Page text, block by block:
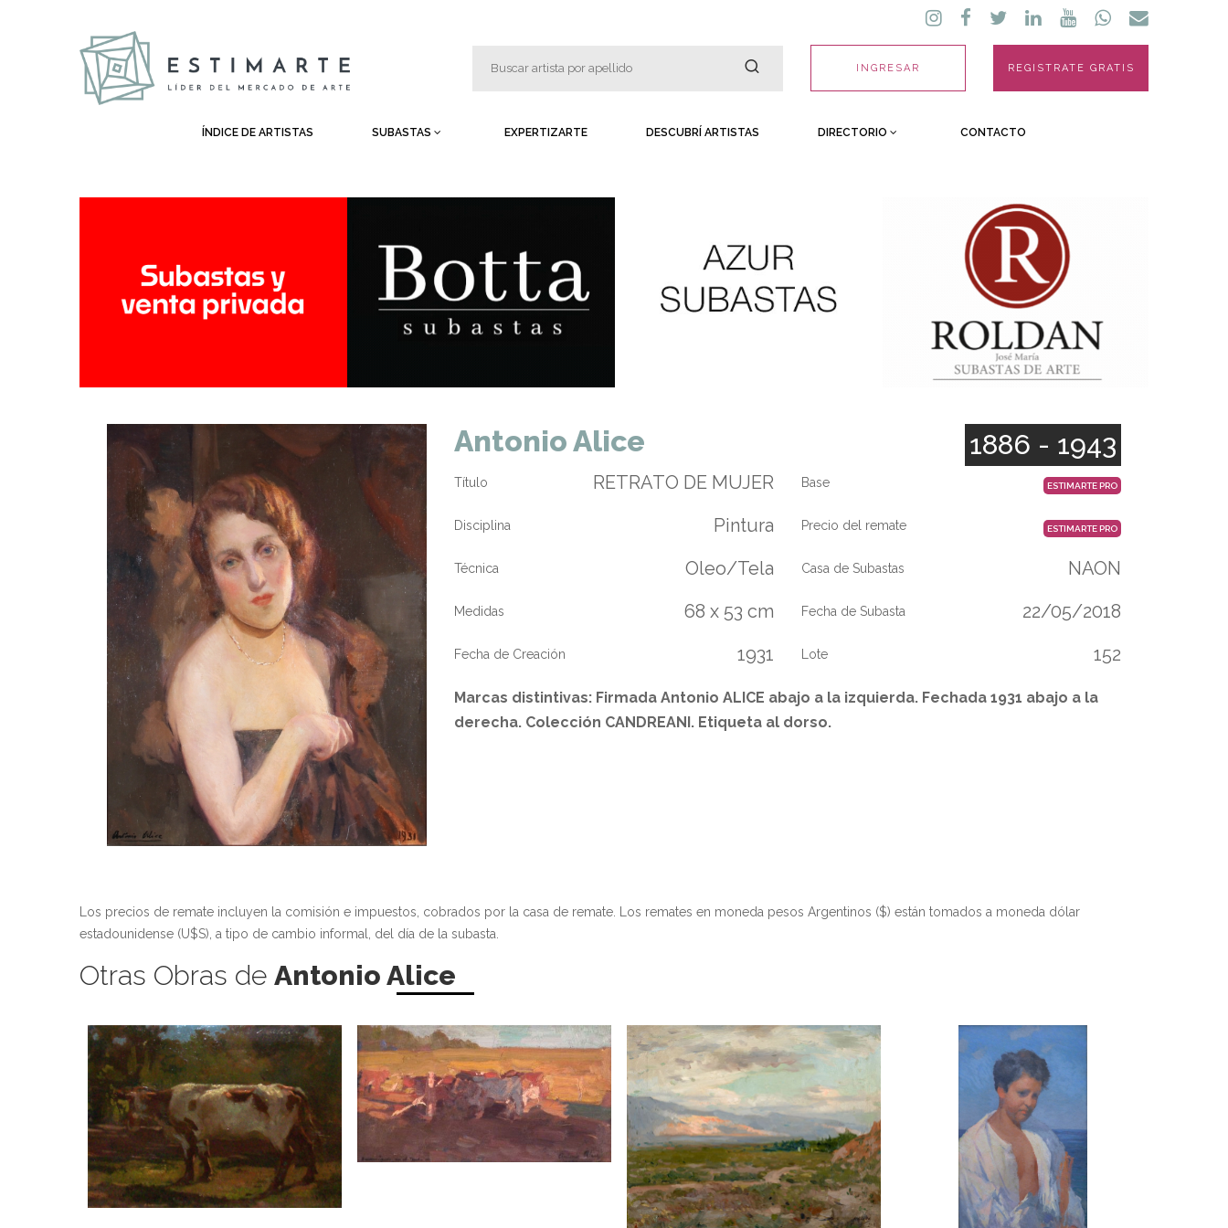
INGRESAR REGISTRATE GRATIS
ÍNDICE DE ARTISTAS SUBASTAS EXPERTIZARTE DESCUBRÍ ARTISTAS DIRECTORIO CONTACTO
1886 - 1943
Antonio Alice
Título RETRATO DE MUJER
Disciplina Pintura
Técnica Oleo/Tela
Medidas 68 x 53 cm
Fecha de Creación 1931
Base ESTIMARTE PRO
Precio del remate ESTIMARTE PRO
Casa de Subastas NAON
Fecha de Subasta 22/05/2018
Lote 152
Marcas distintivas: Firmada Antonio ALICE abajo a la izquierda. Fechada 1931 abajo a la
derecha. Colección CANDREANI. Etiqueta al dorso.
Los precios de remate incluyen la comisión e impuestos, cobrados por la casa de remate. Los remates en moneda pesos Argentinos ($) están tomados a moneda dólar
estadounidense (U$S), a tipo de cambio informal, del día de la subasta.
Otras Obras de Antonio Alice